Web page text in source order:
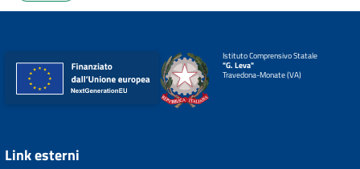
Istituto Comprensivo Statale
"G. Leva"
Travedona-Monate (VA)
Link esterni